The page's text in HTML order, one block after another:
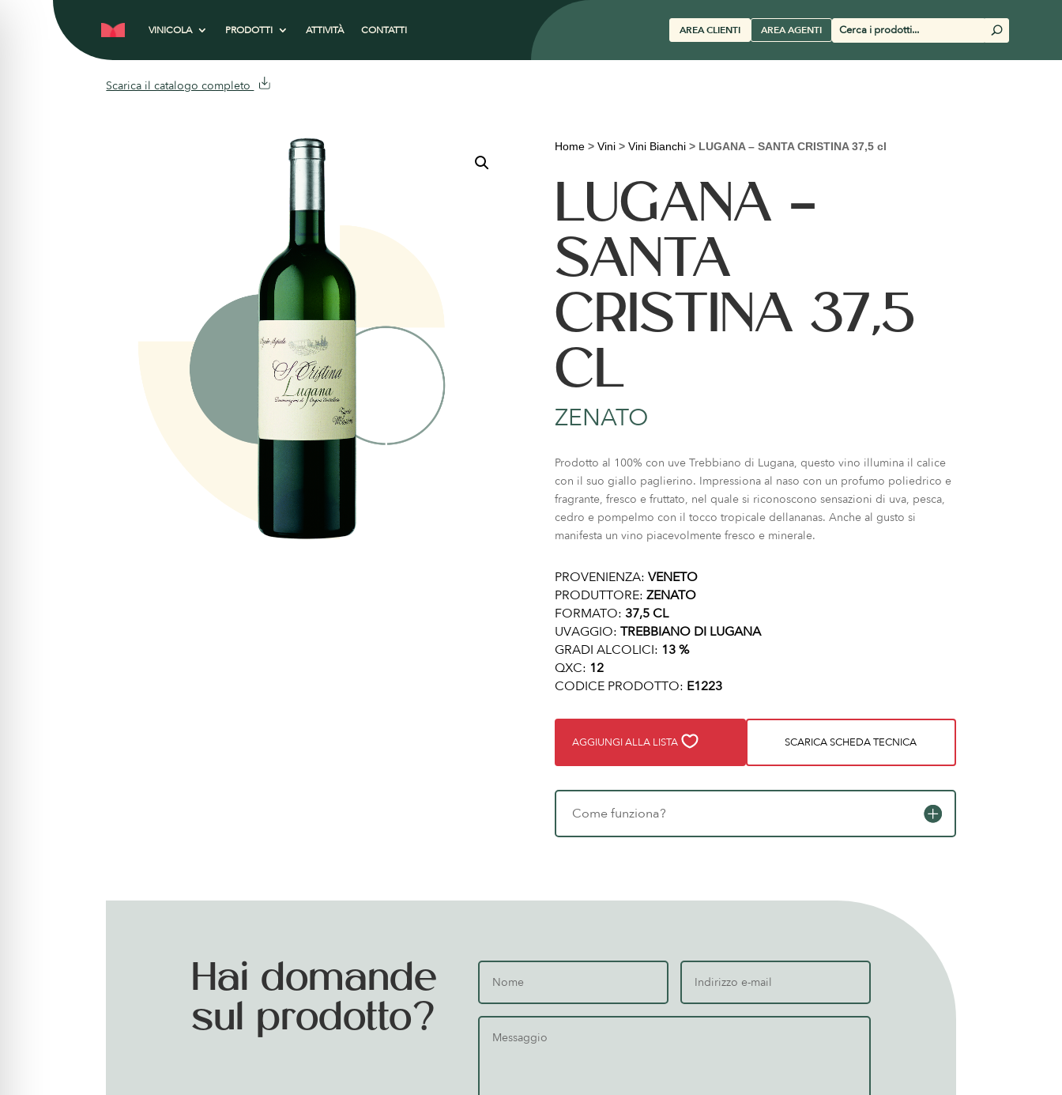
VINICOLA PRODOTTI ATTIVITÀ CONTATTI AREA CLIENTI AREA AGENTI
Cerca
prodotti
U
Scarica il catalogo completo
Home> Vini> Vini Bianchi> LUGANA – SANTA CRISTINA 37,5 cl
LUGANA –
SANTA
CRISTINA 37,5
CL
ZENATO
Prodotto al 100% con uve Trebbiano di Lugana, questo vino illumina il calice
con il suo giallo paglierino. Impressiona al naso con un profumo poliedrico e
fragrante, fresco e fruttato, nel quale si riconoscono sensazioni di uva, pesca,
cedro e pompelmo con il tocco tropicale dellananas. Anche al gusto si
manifesta un vino piacevolmente fresco e minerale.
PROVENIENZA: VENETO
PRODUTTORE: ZENATO
FORMATO: 37,5 CL
UVAGGIO: TREBBIANO DI LUGANA
GRADI ALCOLICI: 13 %
QXC: 12
CODICE PRODOTTO: E1223
AGGIUNGI ALLA LISTA SCARICA SCHEDA TECNICA
Come funziona?
Hai domande
sul prodotto?